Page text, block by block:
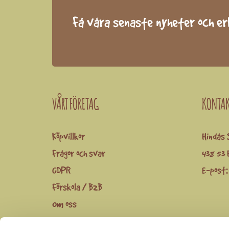
Få våra senaste nyheter och
VÅRT FÖRETAG
Köpvillkor
Frågor och svar
GDPR
Förskola / B2B
Om oss
438 53
E-